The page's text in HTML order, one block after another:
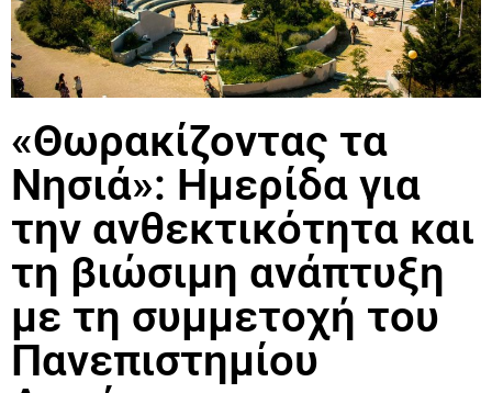
«Θωρακίζοντας τα
Νησιά»: Ημερίδα για
την ανθεκτικότητα και
τη βιώσιμη ανάπτυξη
με τη συμμετοχή του
Πανεπιστημίου